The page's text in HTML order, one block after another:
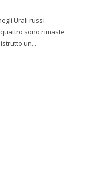
Urali russi
sono rimaste
un...